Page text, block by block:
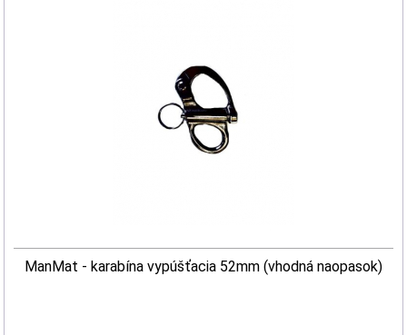
ManMat - karabína vypúšťacia 52mm (vhodná naopasok)